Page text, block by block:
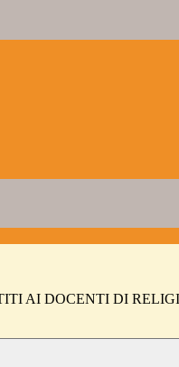
AI DOCENTI DI